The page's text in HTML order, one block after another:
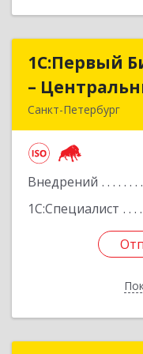
1С:Первый
–
Санкт-Петербург
Внедрений
1С:Специалист
1С:Первый